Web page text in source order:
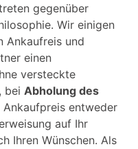
gegenüber
Wir einigen
Ankaufreis und
einen
versteckte
bei Abholung des
entweder
auf Ihr
Ihren Wünschen. Als